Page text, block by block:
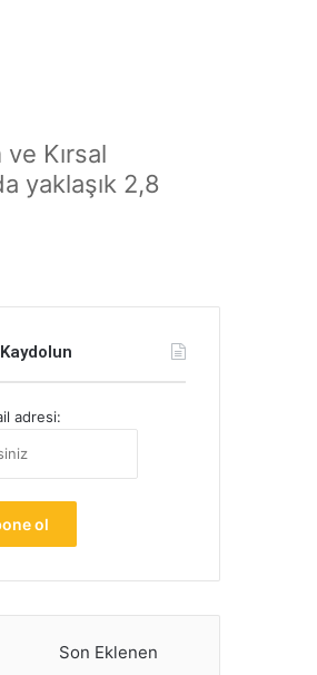
Kırsal
yaklaşık 2,8
adresi:
Son Eklenen